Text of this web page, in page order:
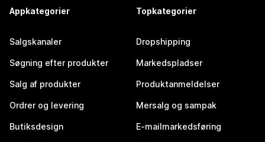
Appkategorier
Salgskanaler
Søgning efter produkter
Salg af produkter
Ordrer og levering
Butiksdesign
Topkategorier
Dropshipping
Markedspladser
Produktanmeldelser
Mersalg og sampak
E-mailmarkedsføring